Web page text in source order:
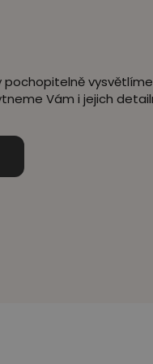
Vám i jejich